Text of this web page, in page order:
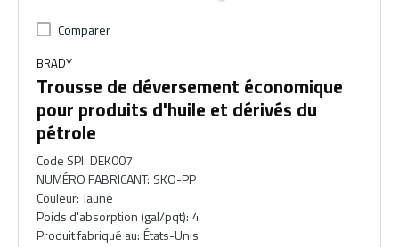
Comparer
BRADY
Trousse de déversement économique
pour produits d'huile et dérivés du
pétrole
Code SPI: DEK007
NUMÉRO FABRICANT: SKO-PP
Couleur: Jaune
Poids d'absorption (gal/pqt): 4
Produit fabriqué au: États-Unis